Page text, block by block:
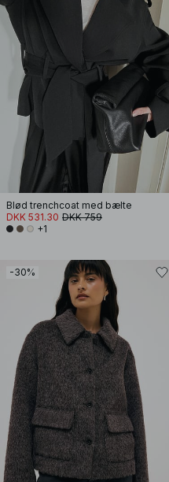
Blød trenchcoat med bælte
DKK 531.30 DKK 759
+1
-30%